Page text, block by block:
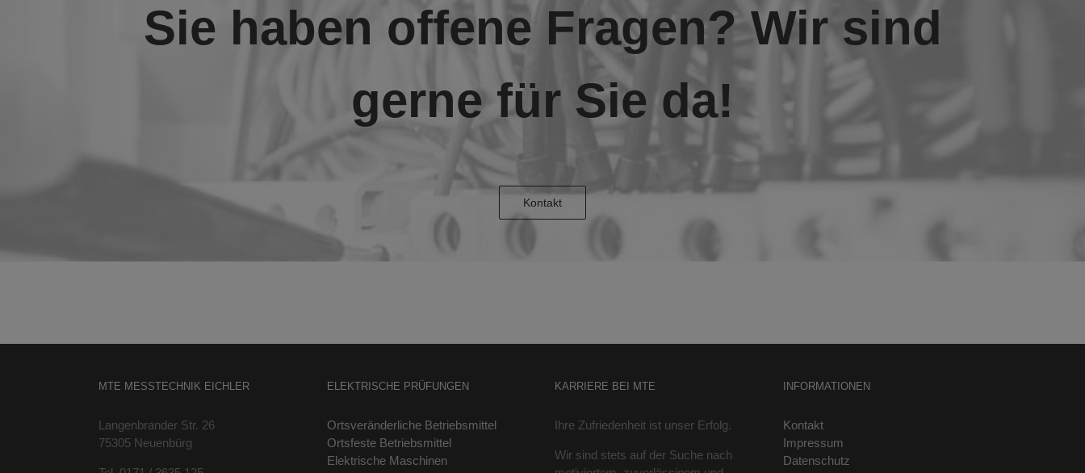
Sie haben offene Fragen? Wir sind
gerne für Sie da!
Kontakt
MTE MESSTECHNIK EICHLER
Langenbrander Str. 26
75305 Neuenbürg
ELEKTRISCHE PRÜFUNGEN
Ortsveränderliche Betriebsmittel
Ortsfeste Betriebsmittel
Elektrische Maschinen
KARRIERE BEI MTE
Ihre Zufriedenheit ist unser Erfolg.
Wir sind stets auf der Suche nach
INFORMATIONEN
Kontakt
Impressum
Datenschutz